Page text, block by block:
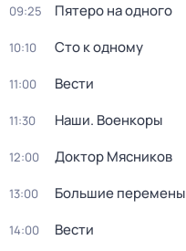
09:25 Пятеро на одного
10:10 Сто к одному
11:00 Вести
11:30 Наши. Военкоры
12:00 Доктор Мясников
13:00 Большие перемены
14:00 Вести